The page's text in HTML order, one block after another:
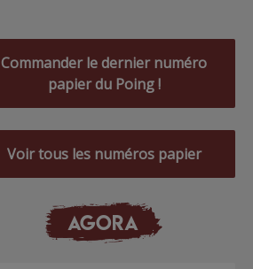
Commander le dernier numéro
papier du Poing !
Voir tous les numéros papier
AGORA